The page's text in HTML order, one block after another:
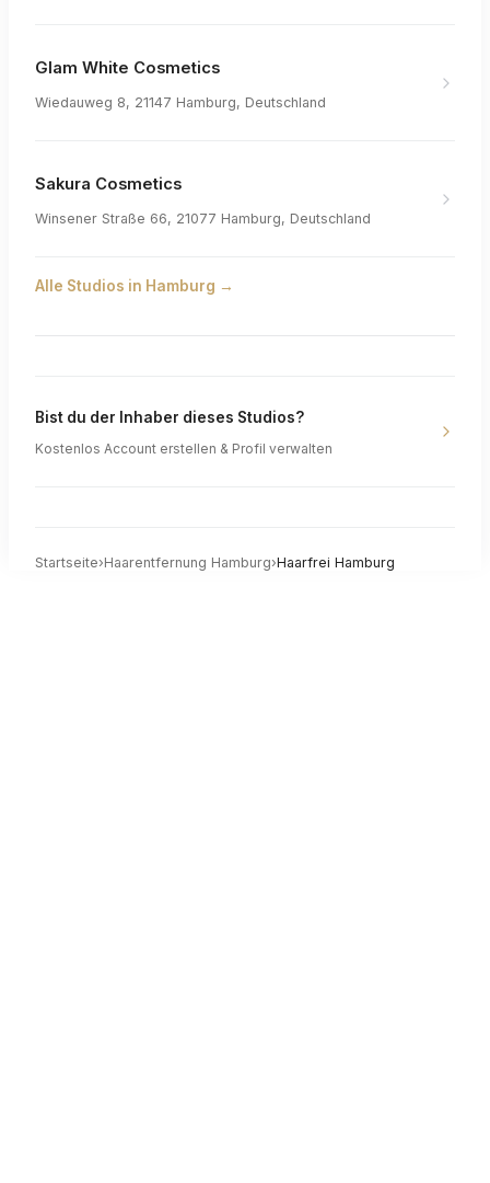
Glam White Cosmetics
Wiedauweg 8, 21147 Hamburg, Deutschland
Sakura Cosmetics
Winsener Straße 66, 21077 Hamburg, Deutschland
Alle Studios in Hamburg →
Bist du der Inhaber dieses Studios?
Kostenlos Account erstellen & Profil verwalten
Startseite›Haarentfernung Hamburg›Haarfrei Hamburg